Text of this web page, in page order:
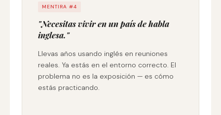
MENTIRA #4
"Necesitas vivir en un país de habla
inglesa."
Llevas años usando inglés en reuniones
reales. Ya estás en el entorno correcto. El
problema no es la exposición — es cómo
estás practicando.